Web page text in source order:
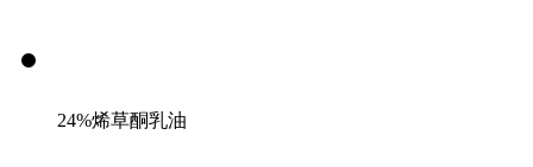
24%烯草酮乳油